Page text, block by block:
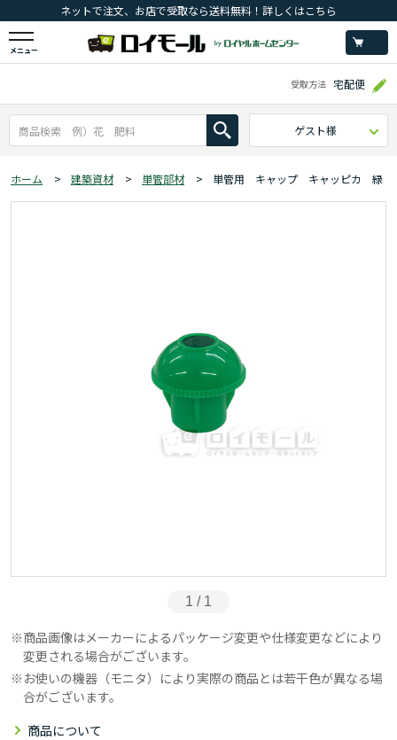
ネットで注文、お店で受取なら送料無料！詳しくはこちら
メニュー
受取方法 宅配便
ゲスト様
ホーム > 建築資材 > 単管部材 > 単管用 キャップ キャッピカ 緑 【
1 / 1
商品画像はメーカーによるパッケージ変更や仕様変更などにより
変更される場合がございます。
お使いの機器（モニタ）により実際の商品とは若干色が異なる場
合がございます。
商品について